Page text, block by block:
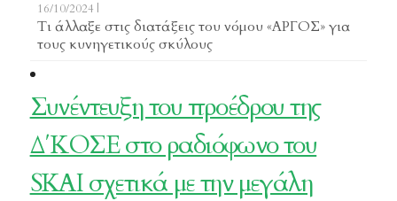
16/10/2024 |
Τι άλλαξε στις διατάξεις του νόμου «ΑΡΓΟΣ» για
τους κυνηγετικούς σκύλους
Συνέντευξη του προέδρου της
Δ΄ΚΟΣΕ στο ραδιόφωνο του
SKAI σχετικά με την μεγάλη